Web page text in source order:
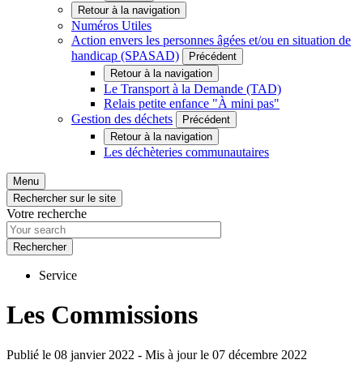
Retour à la navigation
Numéros Utiles
Action envers les personnes âgées et/ou en situation de
handicap (SPASAD)
Précédent
Retour à la navigation
Le Transport à la Demande (TAD)
Relais petite enfance "À mini pas"
Gestion des déchets
Précédent
Retour à la navigation
Les déchèteries communautaires
Menu
Rechercher sur le site
Votre recherche
Service
Les Commissions
Publié le 08 janvier 2022 - Mis à jour le 07 décembre 2022